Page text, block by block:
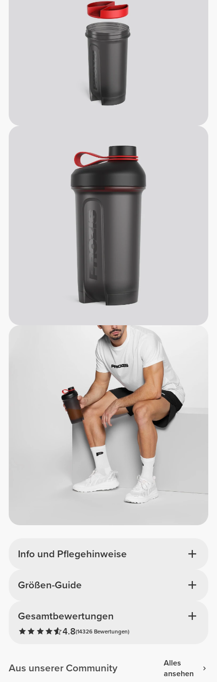
Info und Pflegehinweise
Gesamtbewertungen
4.8(14326 Bewertungen)
Größen-Guide
Aus unserer Community
Alles
ansehen